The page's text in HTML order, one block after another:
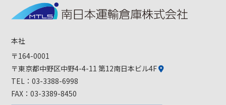
本社
〒164-0001
〒東京都中野区中野4-4-11 第12南日本ビル4F
TEL：03-3388-6998
FAX：03-3389-8450